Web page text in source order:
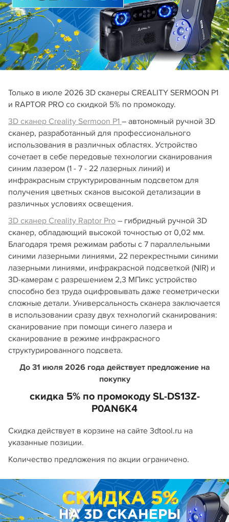
Только в июле 2026 3D сканеры CREALITY SERMOON P1
и RAPTOR PRO со скидкой 5% по промокоду.
3D сканер Creality Sermoon P1 – автономный ручной 3D
сканер, разработанный для профессионального
использования в различных областях. Устройство
сочетает в себе передовые технологии сканирования
синим лазером (1 - 7 - 22 лазерных линий) и
инфракрасным структурированным подсветом для
получения цветных сканов высокой детализации в
различных условиях освещения.
3D сканер Creality Raptor Pro – гибридный ручной 3D
сканер, обладающий высокой точностью от 0,02 мм.
Благодаря тремя режимам работы с 7 параллельными
синими лазерными линиями, 22 перекрестными синими
лазерными линиями, инфракрасной подсветкой (NIR) и
3D-камерам с разрешением 2,3 МПикс устройство
способно без труда оцифровывать даже геометрически
сложные детали. Универсальность сканера заключается
в использовании сразу двух технологий сканирования:
сканирование при помощи синего лазера и
сканирование в режиме инфракрасного
структурированного подсвета.
До 31 июля 2026 года действует предложение на
покупку
скидка 5% по промокоду SL-DS13Z-
P0AN6K4
Скидка действует в корзине на сайте 3dtool.ru на
указанные позиции.
Количество предложения по акции ограничено.